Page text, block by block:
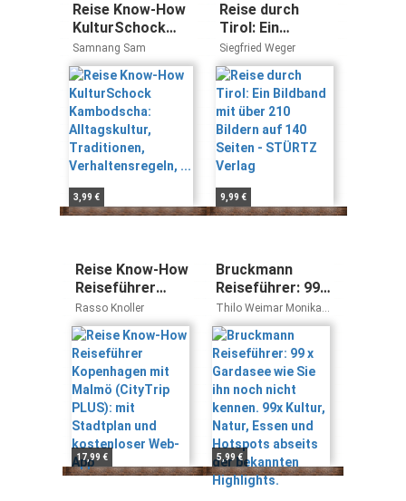
Reise Know-How
KulturSchock
Kambodscha:
Alltagskultur,
Traditionen,
Verhaltensregeln,
...
Samnang Sam
3,99 €
Reise durch
Tirol: Ein
Bildband mit
über 210 Bildern
auf 140 Seiten -
STÜRTZ Verlag
Siegfried Weger
9,99 €
Reise Know-How
Reiseführer
Kopenhagen mit
Malmö (CityTrip
PLUS): mit
Stadtplan und
kostenloser
Web-App
Rasso Knoller
17,99 €
Bruckmann
Reiseführer: 99 x
Gardasee wie
Sie ihn noch
nicht kennen.
99x Kultur,
Natur, Essen und
Hotspots
abseits der
bekannten
Highlights.
Thilo Weimar Monika
Kellermann
5,99 €